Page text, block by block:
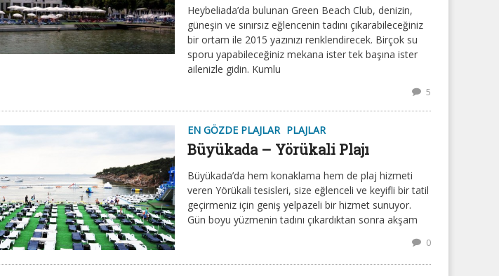
Heybeliada’da bulunan Green Beach Club, denizin,
güneşin ve sınırsız eğlencenin tadını çıkarabileceğiniz
bir ortam ile 2015 yazınızı renklendirecek. Birçok su
sporu yapabileceğiniz mekana ister tek başına ister
ailenizle gidin. Kumlu
5
EN GÖZDE PLAJLAR PLAJLAR
Büyükada – Yörükali Plajı
Büyükada’da hem konaklama hem de plaj hizmeti
veren Yörükali tesisleri, size eğlenceli ve keyifli bir tatil
geçirmeniz için geniş yelpazeli bir hizmet sunuyor.
Gün boyu yüzmenin tadını çıkardıktan sonra akşam
0